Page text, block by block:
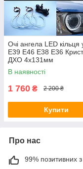
Очі ангела LED
E39 E46 E38 E36
ДХО 4x131мм
В наявності
1 760 ₴ 2 200 ₴
Купити
Про нас
99% позитивних з